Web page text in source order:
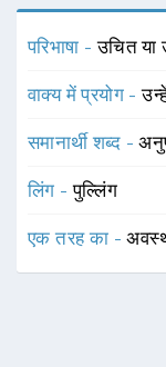
परिभाषा -उचित या
वाक्य में प्रयोग -
समानार्थी शब्द -
लिंग -पुल्लिंग
एक तरह का -